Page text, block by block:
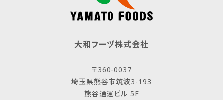
大和フーヅ株式会社
〒360-0037
埼玉県熊谷市筑波3-193
熊谷通運ビル 5F